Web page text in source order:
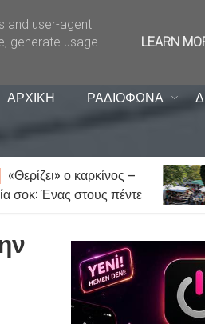
ΑΡΧΙΚΗ ΡΑΔΙΟΦΩΝΑ
–
πέντε
News
14
and user-agent
generate usage
LEARN